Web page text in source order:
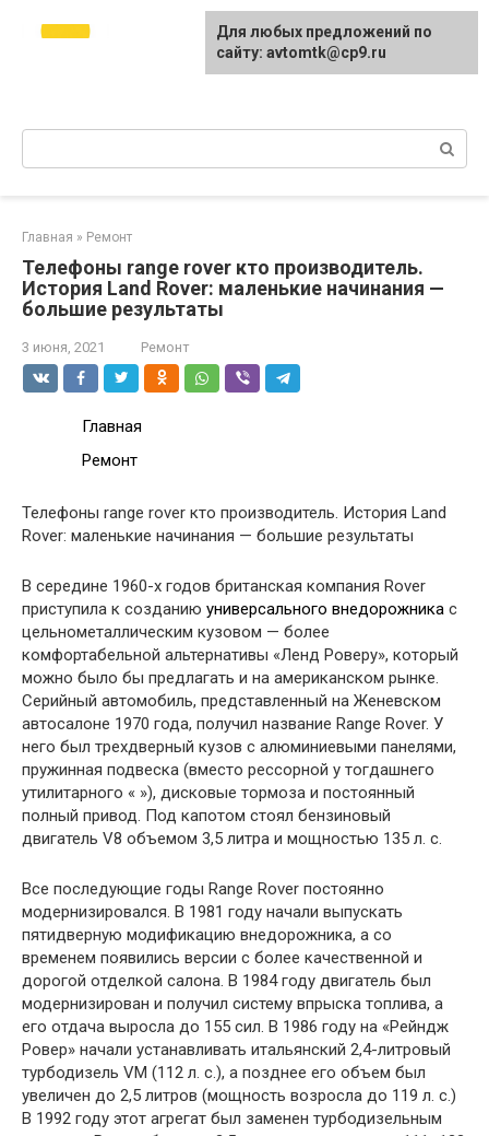
avtomtk.ru Всё для
ремонта и покраски
автомобиля.
Главная » Ремонт
Телефоны range rover кто производитель.
История Land Rover: маленькие начинания —
большие результаты
3 июня, 2021 Ремонт
Главная
Ремонт
Телефоны range rover кто производитель. История Land
Rover: маленькие начинания — большие результаты
В середине 1960-х годов британская компания Rover
приступила к созданию универсального внедорожника с
цельнометаллическим кузовом — более
комфортабельной альтернативы «Ленд Роверу», который
можно было бы предлагать и на американском рынке.
Серийный автомобиль, представленный на Женевском
автосалоне 1970 года, получил название Range Rover. У
него был трехдверный кузов с алюминиевыми панелями,
пружинная подвеска (вместо рессорной у тогдашнего
утилитарного « »), дисковые тормоза и постоянный
полный привод. Под капотом стоял бензиновый
двигатель V8 объемом 3,5 литра и мощностью 135 л. с.
Все последующие годы Range Rover постоянно
модернизировался. В 1981 году начали выпускать
пятидверную модификацию внедорожника, а со
временем появились версии с более качественной и
дорогой отделкой салона. В 1984 году двигатель был
модернизирован и получил систему впрыска топлива, а
его отдача выросла до 155 сил. В 1986 году на «Рейндж
Ровер» начали устанавливать итальянский 2,4-литровый
турбодизель VM (112 л. с.), а позднее его объем был
увеличен до 2,5 литров (мощность возросла до 119 л. с.)
В 1992 году этот агрегат был заменен турбодизельным
Для любых предложений по
сайту: avtomtk@cp9.ru